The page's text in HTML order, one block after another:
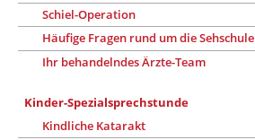
Schiel-Operation
Häufige Fragen rund um die Sehschule
Ihr behandelndes Ärzte-Team
Kinder-Spezialsprechstunde
Kindliche Katarakt